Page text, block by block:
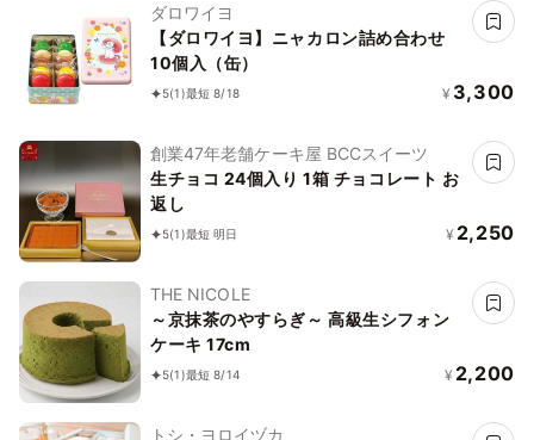
ダロワイヨ
【ダロワイヨ】ニャカロン詰め合わせ
10個入（缶）
5(1)最短 8/18 ¥ 3,300
創業47年老舗ケーキ屋 BCCスイーツ
生チョコ 24個入り 1箱 チョコレート お
返し
5(1)最短 明日 ¥ 2,250
THE NICOLE
～京抹茶のやすらぎ～ 高級生シフォン
ケーキ 17cm
5(1)最短 8/14 ¥ 2,200
トシ・ヨロイヅカ